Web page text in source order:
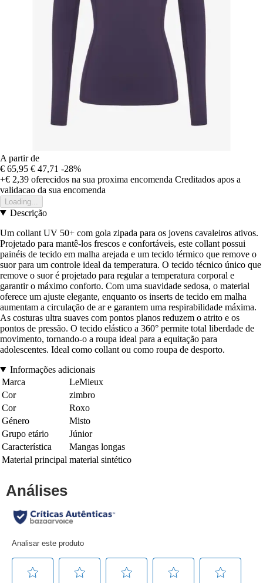
A partir de
€ 65,95 € 47,71 -28%
+€ 2,39 oferecidos na sua proxima encomenda Creditados apos a
validacao da sua encomenda
Loading...
Descrição
Um collant UV 50+ com gola zipada para os jovens cavaleiros ativos.
Projetado para mantê-los frescos e confortáveis, este collant possui
painéis de tecido em malha arejada e um tecido térmico que remove o
suor para um controle ideal da temperatura. O tecido técnico único que
remove o suor é projetado para regular a temperatura corporal e
garantir o máximo conforto. Com uma suavidade sedosa, o material
oferece um ajuste elegante, enquanto os inserts de tecido em malha
aumentam a circulação de ar e garantem uma respirabilidade máxima.
As costuras ultra suaves com pontos planos reduzem o atrito e os
pontos de pressão. O tecido elástico a 360° permite total liberdade de
movimento, tornando-o a roupa ideal para a equitação para
adolescentes. Ideal como collant ou como roupa de desporto.
Informações adicionais
Marca
LeMieux
Cor
zimbro
Cor
Roxo
Género
Misto
Grupo etário
Júnior
Característica
Mangas longas
Material principal material sintético